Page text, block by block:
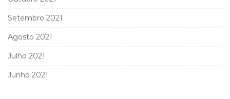
Setembro 2021
Agosto 2021
Julho 2021
Junho 2021